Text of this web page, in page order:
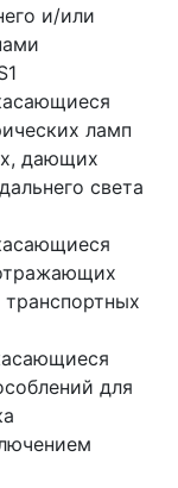
и/или
ламп
дающих
света
для